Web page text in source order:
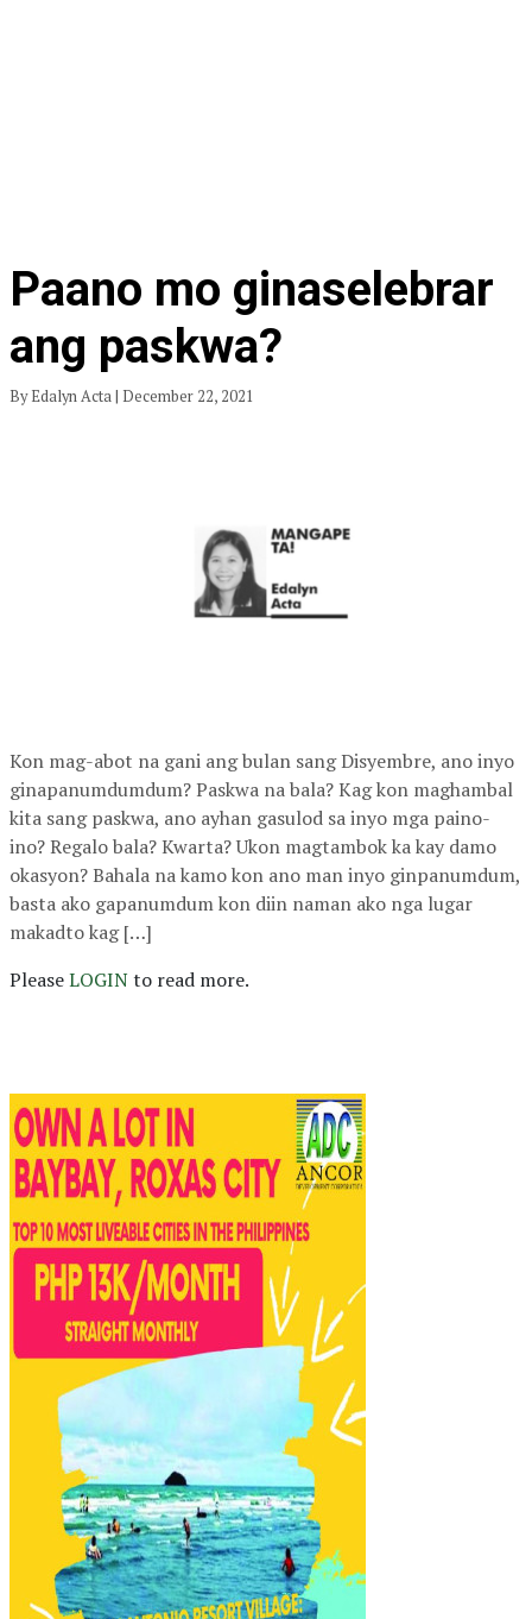
Paano mo ginaselebrar
ang paskwa?
By Edalyn Acta | December 22, 2021
Kon mag-abot na gani ang bulan sang Disyembre, ano inyo
ginapanumdumdum? Paskwa na bala? Kag kon maghambal
kita sang paskwa, ano ayhan gasulod sa inyo mga paino-
ino? Regalo bala? Kwarta? Ukon magtambok ka kay damo
okasyon? Bahala na kamo kon ano man inyo ginpanumdum,
basta ako gapanumdum kon diin naman ako nga lugar
makadto kag […]
PleaseLOGINto read more.